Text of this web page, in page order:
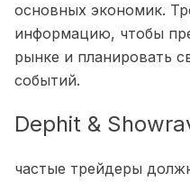
основных экономик.
информацию, чтобы
рынке и планировать
событий.
Dephit &
частые трейдеры